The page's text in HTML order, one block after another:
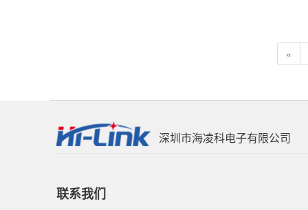
«
深圳市海凌科电子有限公司
联系我们